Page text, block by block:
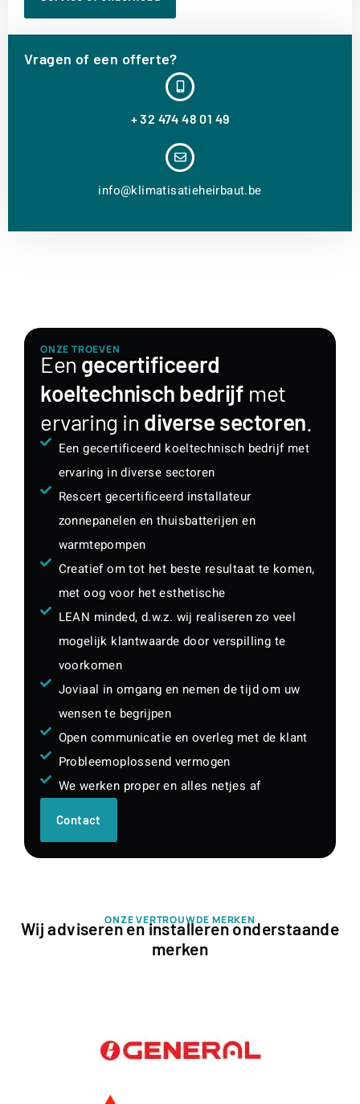
Vragen of een offerte?
+ 32 474 48 01 49
info@klimatisatieheirbaut.be
ONZE TROEVEN
Een gecertificeerd
koeltechnisch bedrijf met
ervaring in diverse sectoren
Een gecertificeerd koeltechnisch bedrijf met
ervaring in diverse sectoren
Rescert gecertificeerd installateur
zonnepanelen en thuisbatterijen en
warmtepompen
Creatief om tot het beste resultaat te komen,
met oog voor het esthetische
LEAN minded, d.w.z. wij realiseren zo veel
mogelijk klantwaarde door verspilling te
voorkomen
Joviaal in omgang en nemen de tijd om uw
wensen te begrijpen
Open communicatie en overleg met de klant
Probleemoplossend vermogen
We werken proper en alles netjes af
Contact
ONZE VERTROUWDE MERKEN
Wij adviseren en installeren onderstaande
merken